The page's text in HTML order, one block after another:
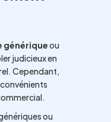
génériqueou
judicieux en
Cependant,
ou